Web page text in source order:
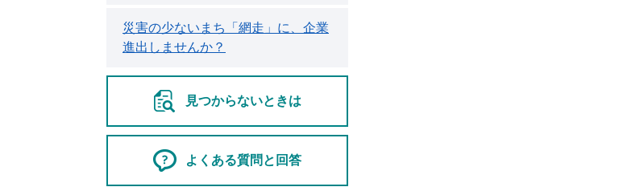
災害の少ないまち「網走」に、企業
進出しませんか？
見つからないときは
よくある質問と回答